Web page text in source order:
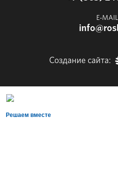
E-
Создание сайта:
Решаем вместе